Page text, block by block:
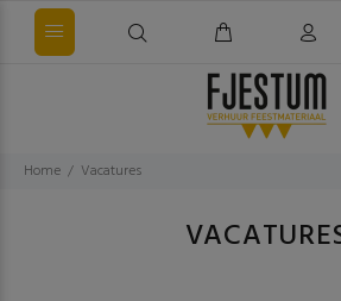
Home Vacatures